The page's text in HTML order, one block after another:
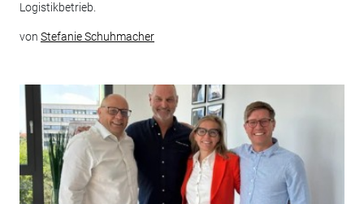
Logistikbetrieb.
von Stefanie Schuhmacher